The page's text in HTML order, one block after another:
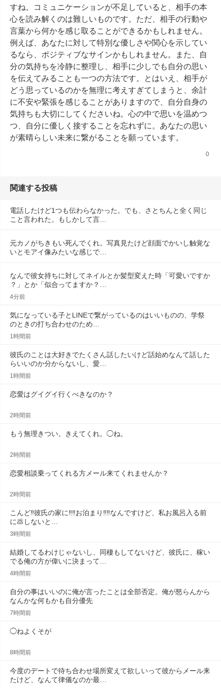
すね。コミュニケーションが不足していると、相手の本
心を読み解くのは難しいものです。ただ、相手の行動や
言葉から何かを感じ取ることができるかもしれません。
例えば、あなたに対して特別な優しさや関心を示してい
るなら、ポジティブなサインかもしれません。また、自
分の気持ちを冷静に整理し、相手に少しでも自分の思い
を伝えてみることも一つの方法です。とはいえ、相手が
どう思っているのかを無理に考えすぎてしまうと、余計
に不安や緊張を感じることがありますので、自分自身の
気持ちも大切にしてくださいね。心の中で思いを温めつ
つ、自分に優しく接することを忘れずに。あなたの思い
が素晴らしい未来に繋がることを願っています。
0
関連する投稿
電話したけど1つも伝わらなかった。でも、さとちんと全く同じ
こと言われた。もしかして言…
元カノがちきもい死んでくれ。写真見たけど顔面でかいし触覚な
いとモアイ像みたいな感じで…
なんで彼女持ちに対してネイルとか髪型変えた時「可愛いですか
？」とか「似合ってますか？…
4分前
気になっている子とLINEで繋がっているのはいいものの、学祭
のときの打ち合わせのため…
1時間前
彼氏のことは大好きでたくさん話したいけど話始めなんて話した
らいいのか分からないし、愛…
1時間前
恋愛はグイグイ行くべきなのか？
2時間前
もう無理きつい。きえてくれ。◯ね。
2時間前
恋愛相談乗ってくれる方メール来てくれませんか？
2時間前
こんど‼️彼氏の家に‼️‼️お泊まり‼️‼️なんですけど、私お風呂入る前
に💩しないと…
3時間前
結婚してるわけじゃないし、同棲もしてないけど、彼氏に、稼い
でる俺の方が偉いに決まって…
4時間前
自分の事はいいのに俺が言ったことは全部否定。俺が怒らんから
なんかな何もかも自分優先
7時間前
◯ねよくそが
8時間前
今度のデートで待ち合わせ場所変えて欲しいって彼からメール来
たけど、なんて律儀なのか最…